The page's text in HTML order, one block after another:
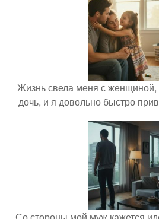
Жизнь свела меня с женщиной,
дочь, и я довольно быстро